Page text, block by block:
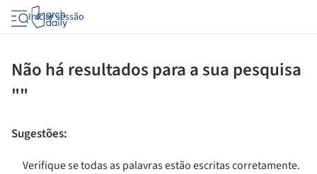
Iniciar sessão
Não há resultados para a sua pesquisa
""
Sugestões:
Verifique se todas as palavras estão escritas corretamente.